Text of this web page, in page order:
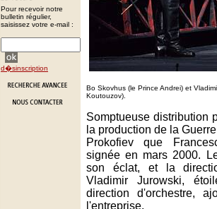
Pour recevoir notre
bulletin régulier,
saisissez votre e-mail :
d�sinscription
Bo Skovhus (le Prince Andrei) et
Koutouzov).
Somptueuse distribution
la production de la
Prokofiev que
signée en mars 2000.
son éclat, et la
Vladimir Jurowski,
direction d'orchestre,
l'entreprise.